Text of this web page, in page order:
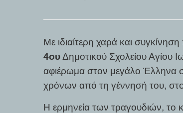
Με ιδιαίτερη χαρά και
4ουΔημοτικού Σχολείου Αγίου
αφιέρωμα στον μεγάλο Έλληνα
χρόνων από τη γέννησή του,
Η ερμηνεία των τραγουδιών, το